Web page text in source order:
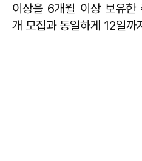
이상을 6개월 이상 보유한
개 모집과 동일하게 12일까